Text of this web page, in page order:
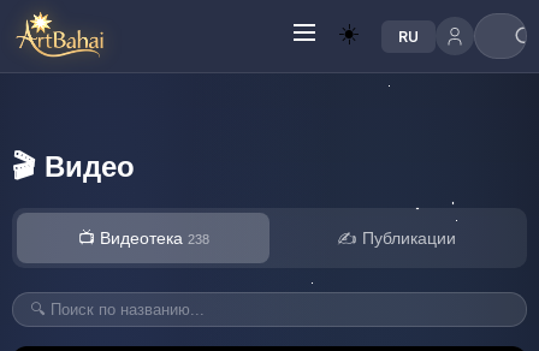
☀️ RU
🎬 Видео
📺 Видеотека 238 ✍️ Публикации